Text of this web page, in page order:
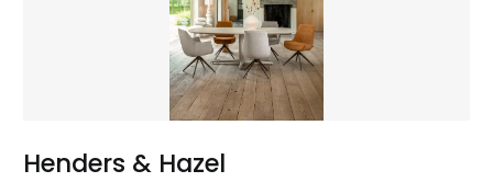
Henders & Hazel